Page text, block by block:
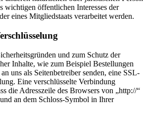
wichtigen öffentlichen Interesses der
eines Mitgliedstaats verarbeitet werden.
und zum Schutz der
Inhalte, wie zum Beispiel Bestellungen
uns als Seitenbetreiber senden, eine SSL-
Eine verschlüsselte Verbindung
die Adresszeile des Browsers von „http://“
an dem Schloss-Symbol in Ihrer